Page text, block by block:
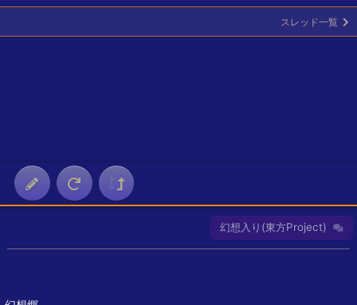
スレッド一覧
幻想入り(東方Project)